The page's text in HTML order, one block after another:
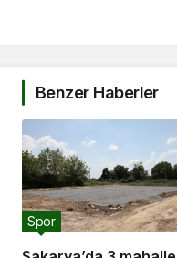
Benzer Haberler
Spor